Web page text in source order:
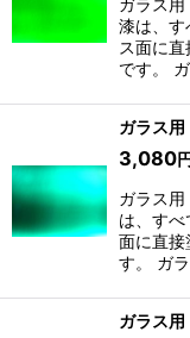
漆は、す
ス面に
です。
ガラス
3,080円
ガラス
は、す
面に直接
す。 ガ
ガラス